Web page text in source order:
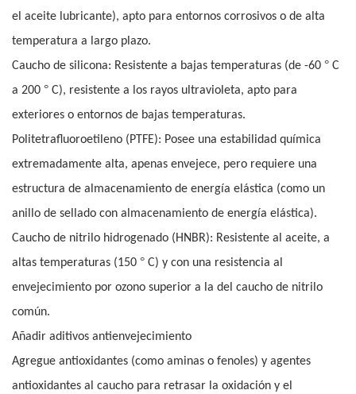
el aceite lubricante), apto para entornos corrosivos o de alta
temperatura a largo plazo.
Caucho de silicona: Resistente a bajas temperaturas (de -60 ° C
a 200 ° C), resistente a los rayos ultravioleta, apto para
exteriores o entornos de bajas temperaturas.
Politetrafluoroetileno (PTFE): Posee una estabilidad química
extremadamente alta, apenas envejece, pero requiere una
estructura de almacenamiento de energía elástica (como un
anillo de sellado con almacenamiento de energía elástica).
Caucho de nitrilo hidrogenado (HNBR): Resistente al aceite, a
altas temperaturas (150 ° C) y con una resistencia al
envejecimiento por ozono superior a la del caucho de nitrilo
común.
Añadir aditivos antienvejecimiento
Agregue antioxidantes (como aminas o fenoles) y agentes
antioxidantes al caucho para retrasar la oxidación y el